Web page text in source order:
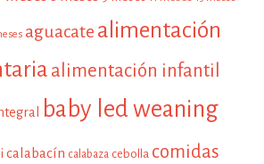
aguacate alimentación
alimentación infantil
baby led weaning
calabacín calabaza cebolla comidas